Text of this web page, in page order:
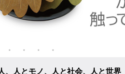
、人とモノ、人と社会、人と世界